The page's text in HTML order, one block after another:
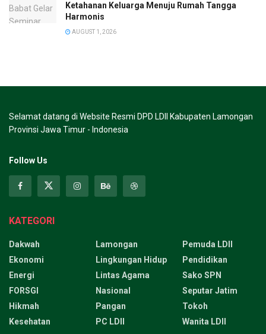
Ketahanan Keluarga Menuju Rumah Tangga
Harmonis
AUGUST 1, 2026
Selamat datang di Website Resmi DPD LDII Kabupaten Lamongan
Provinsi Jawa Timur - Indonesia
Follow Us
KATEGORI
Dakwah
Ekonomi
Energi
FORSGI
Hikmah
Kesehatan
Lamongan
Lingkungan Hidup
Lintas Agama
Nasional
Pangan
PC LDII
Pemuda LDII
Pendidikan
Sako SPN
Seputar Jatim
Tokoh
Wanita LDII